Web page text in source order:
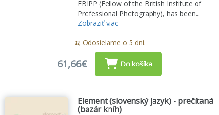
FBIPP (Fellow of the British Institute of
Professional Photography), has been...
Zobraziť viac
🍌 Odosielame o 5 dní.
61,66€ Do košíka
Element (slovenský jazyk) - prečítaná
(bazár kníh)